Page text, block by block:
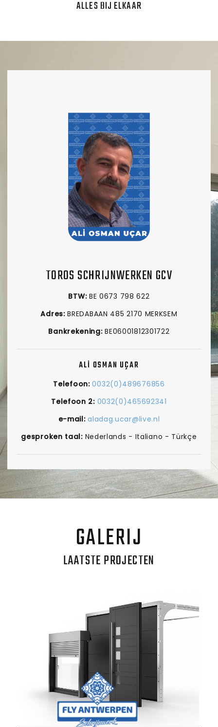
ALLES BIJ ELKAAR
TOROS SCHRIJNWERKEN GCV
BTW:BE 0673 798 622
Adres:BREDABAAN 485 2170 MERKSEM
Bankrekening:BE06001812301722
ALİ OSMAN UÇAR
Telefoon: 0032(0)489676856
Telefoon 2: 0032(0)465692341
e-mail: aladag.ucar@live.nl
gesproken taal:Nederlands - Italiano - Türkçe
GALERIJ
LAATSTE PROJECTEN